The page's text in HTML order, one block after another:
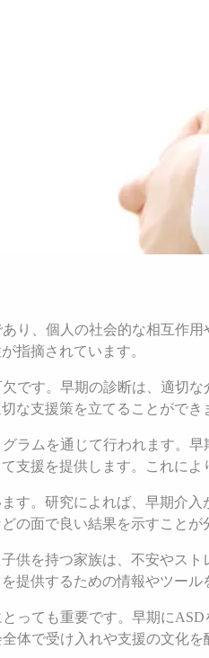
り、個人の社会的な相互作
指摘されています。
です。早期の診断は、適切
な支援策を立てることができ
ラムを通じて行われます。
支援を提供します。これに
す。研究によれば、早期介
の面で良い結果を示すことが
供を持つ家族は、不安やス
提供するための情報やツール
っても重要です。早期に
体で受け入れや支援の文化を